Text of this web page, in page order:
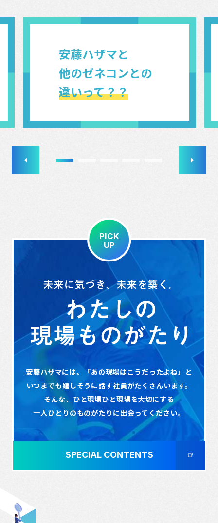
安藤ハザマと
他のゼネコンとの
違いって？？
PICK
UP
安藤ハザマには、「あの現場はこうだったよね」と
いつまでも嬉しそうに話す社員がたくさんいます。
そんな、ひと現場ひと現場を大切にする
一人ひとりのものがたりに出会ってください。
SPECIAL CONTENTS